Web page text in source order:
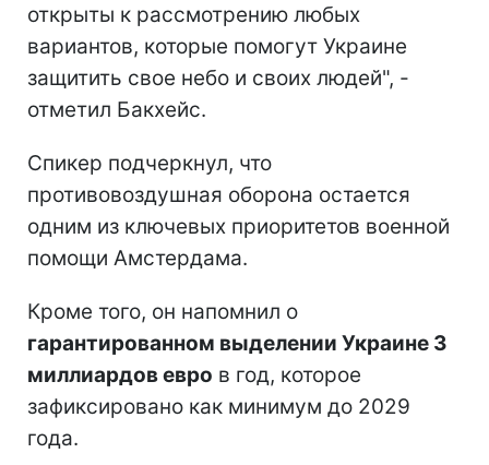
открыты к рассмотрению любых
вариантов, которые помогут Украине
защитить свое небо и своих людей", -
отметил Бакхейс.
Спикер подчеркнул, что
противовоздушная оборона остается
одним из ключевых приоритетов военной
помощи Амстердама.
Кроме того, он напомнил о
гарантированном выделении Украине 3
миллиардов евро в год, которое
зафиксировано как минимум до 2029
года.